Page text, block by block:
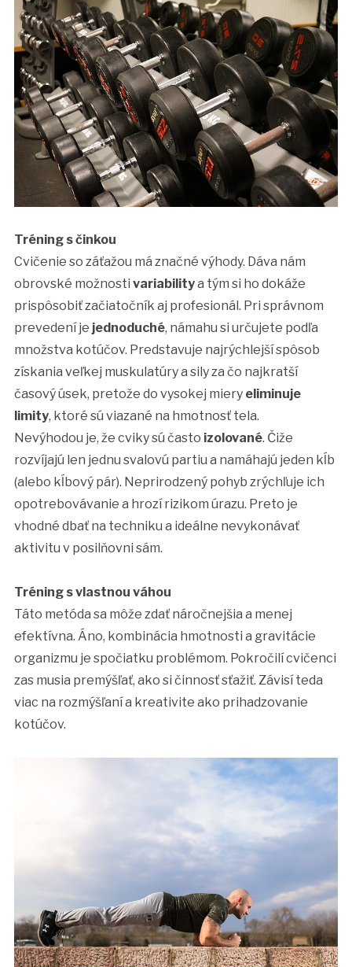
Tréning s činkou
Cvičenie so záťažou má značné výhody. Dáva nám
obrovské možnosti variabilitya tým si ho dokáže
prispôsobiť začiatočník aj profesionál. Pri správnom
prevedení je jednoduché, námahu si určujete podľa
množstva kotúčov. Predstavuje najrýchlejší spôsob
získania veľkej muskulatúry a sily za čo najkratší
časový úsek, pretože do vysokej miery eliminuje
limity, ktoré sú viazané na hmotnosť tela.
Nevýhodou je, že cviky sú často izolované. Čiže
rozvíjajú len jednu svalovú partiu a namáhajú jeden kĺb
(alebo kĺbový pár). Neprirodzený pohyb zrýchľuje ich
opotrebovávanie a hrozí rizikom úrazu. Preto je
vhodné dbať na techniku a ideálne nevykonávať
aktivitu v posilňovni sám.
Tréning s vlastnou váhou
Táto metóda sa môže zdať náročnejšia a menej
efektívna. Áno, kombinácia hmotnosti a gravitácie
organizmu je spočiatku problémom. Pokročilí cvičenci
zas musia premýšľať, ako si činnosť sťažiť. Závisí teda
viac na rozmýšľaní a kreativite ako prihadzovanie
kotúčov.